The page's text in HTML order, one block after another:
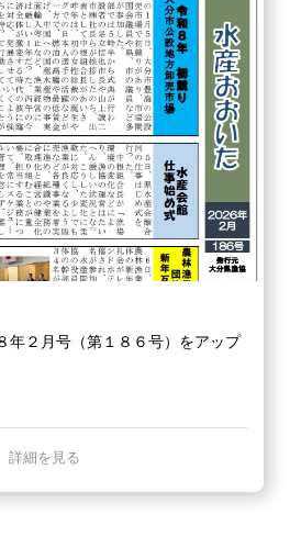
年２月号（第１８６号）をアップ
詳細を見る